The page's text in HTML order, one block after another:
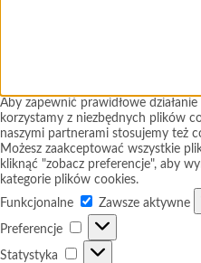
Aby zapewnić prawidłowe
korzystamy z niezbędnych plików
naszymi partnerami stosujemy też
Możesz zaakceptować wszystkie
kliknąć "zobacz preferencje", aby
kategorie plików cookies.
Funkcjonalne
Zawsze aktywne
Preferencje
Preferencje
Statystyka
Statystyka